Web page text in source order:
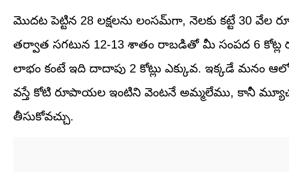
మొదట పెట్టిన 28 లక్షలను లంసమ్‌గా, నెలకు కట్టే 30 వేల
తర్వాత సగటున 12-13 శాతం రాబడితో మీ సంపద 6 కోట్ల
లాభం కంటే ఇది దాదాపు 2 కోట్లు ఎక్కువ. ఇక్కడే మనం
వస్తే కోటి రూపాయల ఇంటిని వెంటనే అమ్మలేము, కానీ
తీసుకోవచ్చు.